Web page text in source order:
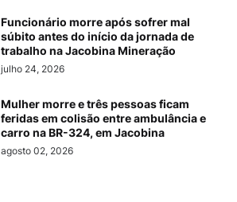
Funcionário morre após sofrer mal
súbito antes do início da jornada de
trabalho na Jacobina Mineração
julho 24, 2026
Mulher morre e três pessoas ficam
feridas em colisão entre ambulância e
carro na BR-324, em Jacobina
agosto 02, 2026